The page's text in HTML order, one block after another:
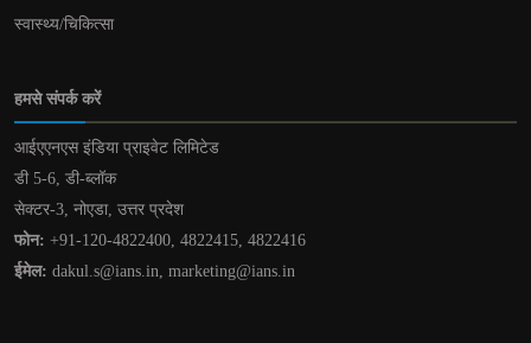
स्वास्थ्य/चिकित्सा
हमसे संपर्क करें
आईएएनएस इंडिया प्राइवेट लिमिटेड
डी 5-6, डी-ब्लॉक
सेक्टर-3, नोएडा, उत्तर प्रदेश
फोन: +91-120-4822400, 4822415, 4822416
ईमेल: dakul.s@ians.in, marketing@ians.in